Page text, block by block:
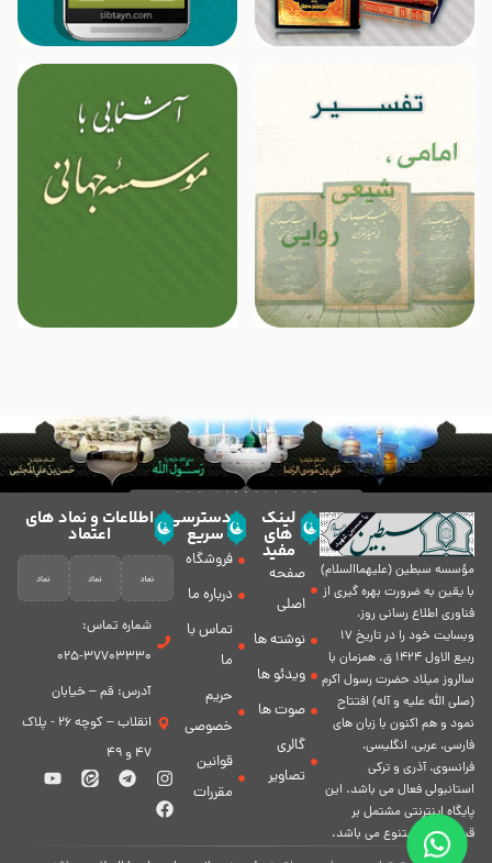
مؤسسه سبطين (عليهماالسلام)
با يقين به ضرورت بهره گیرى از
فناورى اطلاع رسانى روز،
وبسایت خود را در تاريخ 17
ربيع الاول 1424 ق. همزمان با
سالروز ميلاد حضرت رسول اكرم
(صلی الله علیه و آله) افتتاح
نمود و هم اكنون با زبان های
فارسی، عربى، انگلیسی،
فرانسوی، آذری و ترکی
استانبولی فعال مى باشد. اين
پايگاه اينترنتى مشتمل بر
قسمت هاى متنوع مى باشد.
لینک
های
مفید
صفحه
اصلی
نوشته ها
ویدئو ها
صوت ها
گالری
تصاویر
دسترسی
سریع
فروشگاه
درباره ما
تماس با
ما
حریم
خصوصی
قوانین
مقررات
اطلاعات و نماد های
اعتماد
شماره تماس:
37703330-025
آدرس: قم – خیابان
انقلاب – کوچه 26 - پلاک
47 و 49